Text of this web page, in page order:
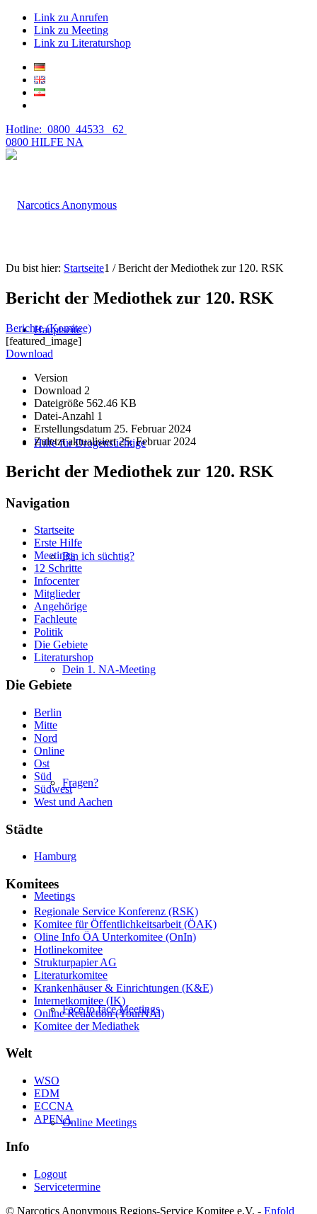
Link zu Anrufen
Link zu Meeting
Link zu Literaturshop
Hotline: 0800 44533 62
0800 HILFE NA
Hauptseite
Hilfe für Drogensüchtige
Bin ich süchtig?
Dein 1. NA-Meeting
Fragen?
Meetings
Face to face Meetings
Online Meetings
Du bist hier: Startseite1 / Bericht der Mediothek zur 120. RSK
Bericht der Mediothek zur 120. RSK
Berichte (Komitee)
[featured_image]
Download
Version
Download 2
Dateigröße 562.46 KB
Datei-Anzahl 1
Erstellungsdatum 25. Februar 2024
Zuletzt aktualisiert25. Februar 2024
Bericht der Mediothek zur 120. RSK
Navigation
Startseite
Erste Hilfe
Meetings
12 Schritte
Infocenter
Mitglieder
Angehörige
Fachleute
Politik
Die Gebiete
Literaturshop
Die Gebiete
Berlin
Mitte
Nord
Online
Ost
Süd
Südwest
West und Aachen
Städte
Hamburg
Komitees
Regionale Service Konferenz (RSK)
Komitee für Öffentlichkeitsarbeit (ÖAK)
Oline Info ÖA Unterkomitee (OnIn)
Hotlinekomitee
Strukturpapier AG
Literaturkomitee
Krankenhäuser & Einrichtungen (K&E)
Internetkomitee (IK)
Online Redaction (YourNAl)
Komitee der Mediathek
Welt
WSO
EDM
ECCNA
APFNA
Info
Logout
Servicetermine
© Narcotics Anonymous Regions-Service Komitee e.V. - Enfold